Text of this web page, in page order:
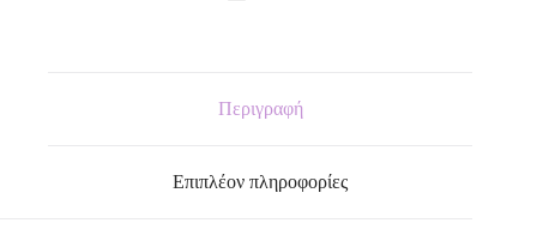
Περιγραφή
Επιπλέον πληροφορίες